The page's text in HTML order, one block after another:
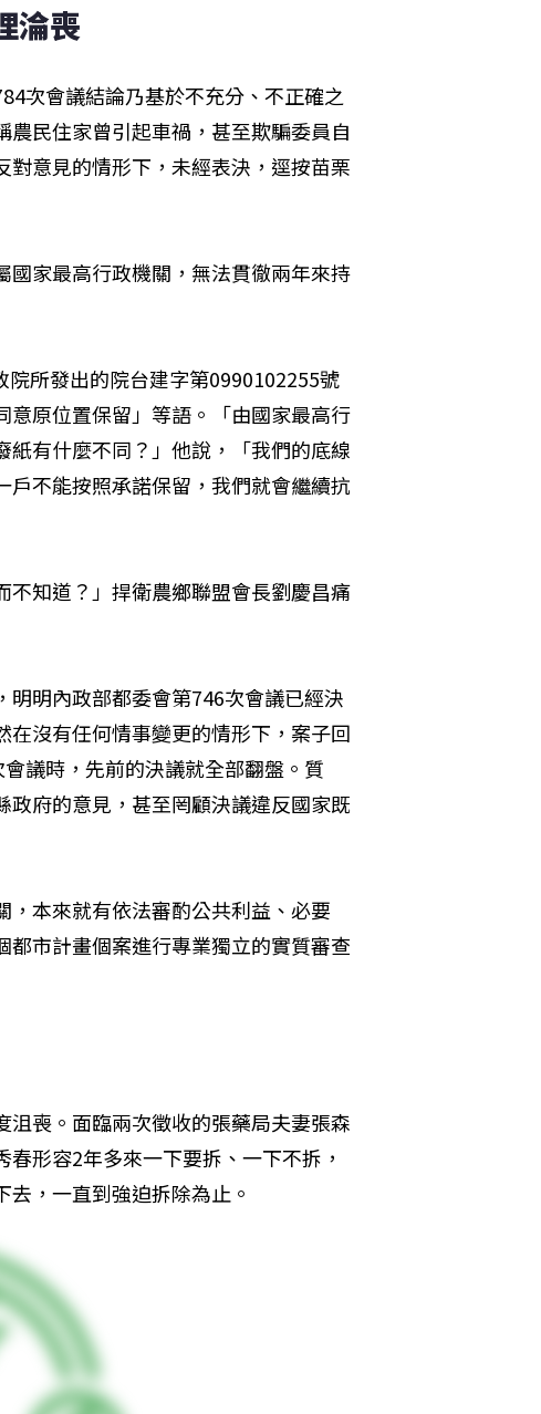
淪喪
次會議結論乃基於不充分、不正確之
民住家曾引起車禍，甚至欺騙委員自
意見的情形下，未經表決，逕按苗栗
家最高行政機關，無法貫徹兩年來持
所發出的院台建字第0990102255號
原位置保留」等語。「由國家最高行
有什麼不同？」他說，「我們的底線
不能按照承諾保留，我們就會繼續抗
知道？」捍衛農鄉聯盟會長劉慶昌痛
明內政部都委會第746次會議已經決
沒有任何情事變更的情形下，案子回
議時，先前的決議就全部翻盤。質
府的意見，甚至罔顧決議違反國家既
本來就有依法審酌公共利益、必要
市計畫個案進行專業獨立的實質審查
喪。面臨兩次徵收的張藥局夫妻張森
形容2年多來一下要拆、一下不拆，
去，一直到強迫拆除為止。